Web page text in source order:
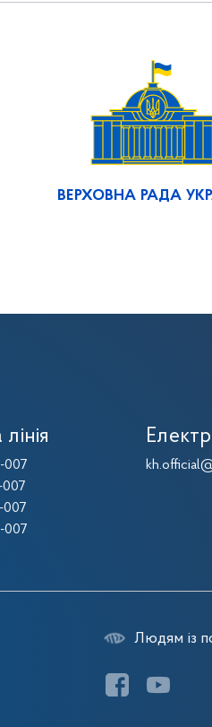
ВЕРХОВНА РАДА
007
007
007
007
Людям із